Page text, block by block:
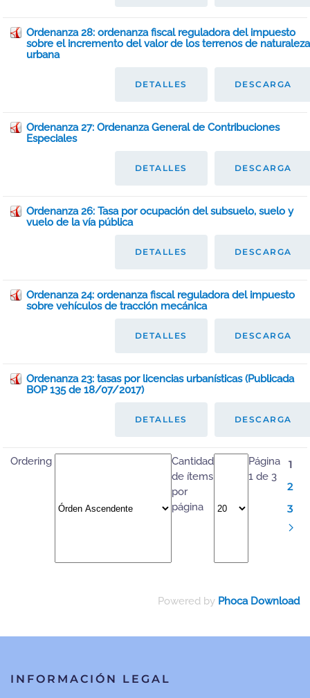
Ordenanza 28: ordenanza fiscal reguladora del impuesto
sobre el incremento del valor de los terrenos de naturaleza
urbana
DESCARGA
DETALLES
Ordenanza 27: Ordenanza General de Contribuciones
Especiales
DESCARGA
DETALLES
Ordenanza 26: Tasa por ocupación del subsuelo, suelo y
vuelo de la vía pública
DESCARGA
DETALLES
Ordenanza 24: ordenanza fiscal reguladora del impuesto
sobre vehículos de tracción mecánica
DESCARGA
DETALLES
Ordenanza 23: tasas por licencias urbanísticas (Publicada
BOP 135 de 18/07/2017)
DESCARGA
DETALLES
Ordering
Cantidad
de ítems
por
página
Página
1 de 3
1
2
3
Powered by Phoca Download
INFORMACIÓN LEGAL